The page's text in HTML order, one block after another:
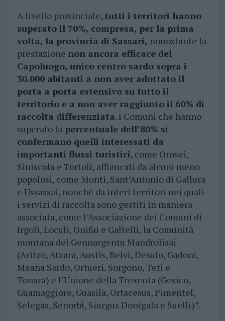
A livello provinciale, tutti i territori hanno
superato il 70%, compresa, per la prima
volta, la provincia di Sassari, nonostante la
prestazione non ancora efficace del
Capoluogo, unico centro sardo sopra i
30.000 abitanti a non aver adottato il
porta a porta estensivo su tutto il
territorio e a non aver raggiunto il 60% di
raccolta differenziata. I Comuni che hanno
superato lapercentuale dell’80% si
confermano quelli interessati da
importanti flussi turistici, come Orosei,
Siniscola e Tortolì, affiancati da alcuni meno
popolosi, come Monti, Sant’Antonio di Gallura
e Ussassai, nonché da interi territori nei quali
i servizi di raccolta sono gestiti in maniera
associata, come l’Associazione dei Comuni di
Irgoli, Loculi, Onifai e Galtellì, la Comunità
montana del Gennargentu Mandrolisai
(Aritzo, Atzara, Austis, Belvì, Desulo, Gadoni,
Meana Sardo, Ortueri, Sorgono, Teti e
Tonara) e l’Unione della Trexenta (Gesico,
Guamaggiore, Guasila, Ortacesus, Pimentel,
Selegas, Senorbì, Siurgus Donigala e Suelli)”.